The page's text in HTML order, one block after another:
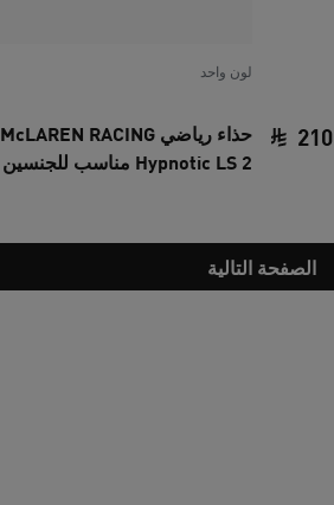
210
لون واحد
حذاء رياضي McLAREN RACING
Hypnotic LS 2 مناسب للجنسين
الصفحة التالية